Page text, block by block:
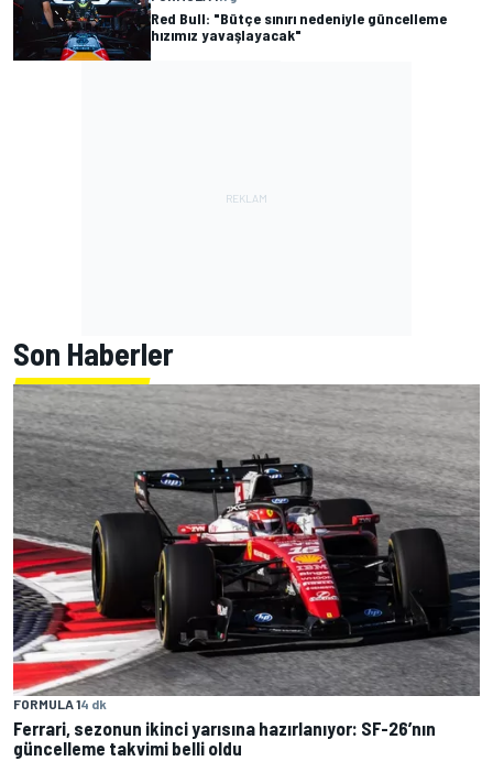
Red Bull: "Bütçe sınırı nedeniyle güncelleme
hızımız yavaşlayacak"
Son Haberler
FORMULA 14 dk
Ferrari, sezonun ikinci yarısına hazırlanıyor: SF-26’nın
güncelleme takvimi belli oldu